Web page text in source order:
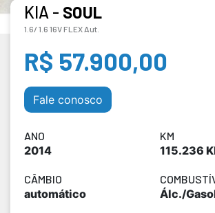
KIA - SOUL
1.6/ 1.6 16V FLEX Aut.
R$ 57.900,00
Fale conosco
ANO
2014
KM
115.236
CÂMBIO
automático Álc./